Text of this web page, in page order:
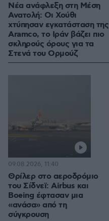
Νέα ανάφλεξη στη Μέση
Ανατολή: Οι Χούθι
χτύπησαν εγκατάσταση της
Aramco, το Ιράν βάζει πιο
σκληρούς όρους για τα
Στενά του Ορμούζ
Θρίλερ στο αεροδρόμιο
του Σίδνεϊ: Airbus και
Boeing έφτασαν μια
«ανάσα» από τη
σύγκρουση
09.08.2026, 11:40